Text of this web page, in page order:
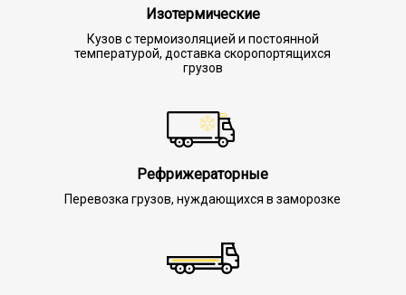
Изотермические
Кузов с термоизоляцией и постоянной
температурой, доставка скоропортящихся
грузов
Рефрижераторные
Перевозка грузов, нуждающихся в заморозке